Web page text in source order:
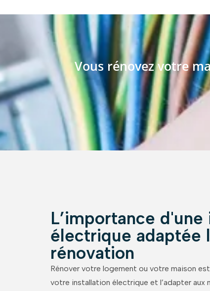
Vous rénovez votre
L’importance
électrique adaptée
rénovation
Rénover votre logement ou votre maison
votre installation électrique et l’adapter